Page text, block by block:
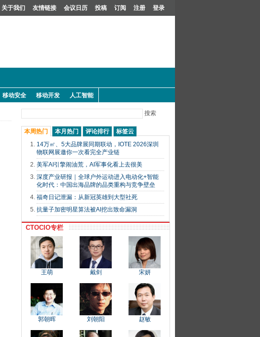
关于我们 友情链接 会议日历 投稿 订阅 注册 登录
移动安全 移动开发 人工智能
搜索
本周热门 本月热门 评论排行
标签云
14万㎡、5大品牌展同期联动，IOTE 2026深圳
物联网展邀你一次看完全产业链
美军AI引擎闹油荒，AI军事化看上去很美
深度产业研报｜全球户外运动进入电动化+智能
化时代：中国出海品牌的品类重构与竞争壁垒
福奇日记泄漏：从新冠英雄到大型社死
抗量子加密明星算法被AI挖出致命漏洞
CTOCIO专栏
王萌 戴剑 宋妍
郭朝晖 刘朝阳 赵敏